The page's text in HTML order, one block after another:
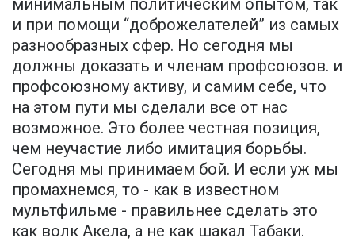
минимальным политическим опытом, так
и при помощи “доброжелателей” из самых
разнообразных сфер. Но сегодня мы
должны доказать и членам профсоюзов. и
профсоюзному активу, и самим себе, что
на этом пути мы сделали все от нас
возможное. Это более честная позиция,
чем неучастие либо имитация борьбы.
Сегодня мы принимаем бой. И если уж мы
промахнемся, то - как в известном
мультфильме - правильнее сделать это
как волк Акела, а не как шакал Табаки.